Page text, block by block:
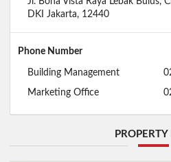
DKI Jakarta, 12440
Phone Number
Building Management
Marketing Office